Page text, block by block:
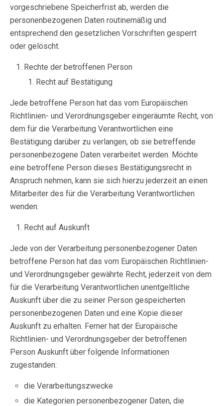
vorgeschriebene Speicherfrist ab, werden die
personenbezogenen Daten routinemäßig und
entsprechend den gesetzlichen Vorschriften gesperrt
oder gelöscht.
Rechte der betroffenen Person
Recht auf Bestätigung
Jede betroffene Person hat das vom Europäischen
Richtlinien- und Verordnungsgeber eingeräumte Recht, von
dem für die Verarbeitung Verantwortlichen eine
Bestätigung darüber zu verlangen, ob sie betreffende
personenbezogene Daten verarbeitet werden. Möchte
eine betroffene Person dieses Bestätigungsrecht in
Anspruch nehmen, kann sie sich hierzu jederzeit an einen
Mitarbeiter des für die Verarbeitung Verantwortlichen
wenden.
Recht auf Auskunft
Jede von der Verarbeitung personenbezogener Daten
betroffene Person hat das vom Europäischen Richtlinien-
und Verordnungsgeber gewährte Recht, jederzeit von dem
für die Verarbeitung Verantwortlichen unentgeltliche
Auskunft über die zu seiner Person gespeicherten
personenbezogenen Daten und eine Kopie dieser
Auskunft zu erhalten. Ferner hat der Europäische
Richtlinien- und Verordnungsgeber der betroffenen
Person Auskunft über folgende Informationen
zugestanden:
die Verarbeitungszwecke
die Kategorien personenbezogener Daten, die